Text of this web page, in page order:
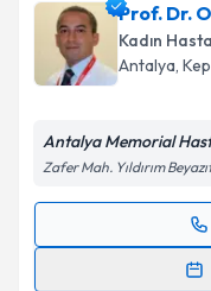
Prof. Dr.
Kadın
Antalya,
Antalya Memorial
Zafer Mah. Yıldırım
Randevu